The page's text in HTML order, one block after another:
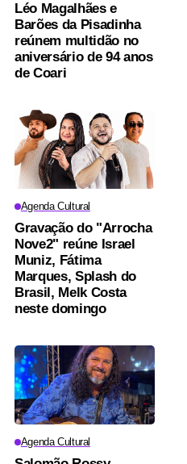
Léo Magalhães e
Barões da Pisadinha
reúnem multidão no
aniversário de 94 anos
de Coari
Agenda Cultural
Gravação do "Arrocha
Nove2" reúne Israel
Muniz, Fátima
Marques, Splash do
Brasil, Melk Costa
neste domingo
Agenda Cultural